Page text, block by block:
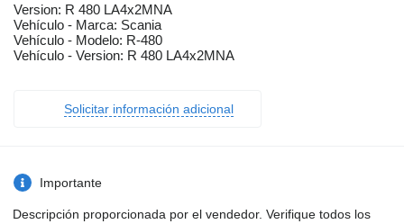
Version: R 480 LA4x2MNA
Vehículo - Marca: Scania
Vehículo - Modelo: R-480
Vehículo - Version: R 480 LA4x2MNA
Solicitar información adicional
Importante
Descripción proporcionada por el vendedor. Verifique todos los